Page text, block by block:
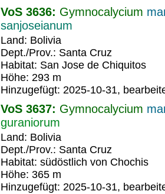
VoS 3636: Gymnocalycium
sanjoseianum
Land: Bolivia
Dept./Prov.: Santa Cruz
Habitat: San Jose de Chiquitos
Höhe: 293 m
Hinzugefügt: 2025-10-31,
VoS 3637: Gymnocalycium
guraniorum
Land: Bolivia
Dept./Prov.: Santa Cruz
Habitat: südöstlich von Chochis
Höhe: 365 m
Hinzugefügt: 2025-10-31,